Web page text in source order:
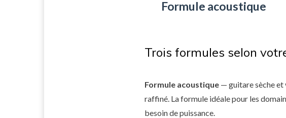
Formule acoustique
Trois formules selon
Formule acoustique — guitare sèche et
raffiné. La formule idéale pour les
besoin de puissance.